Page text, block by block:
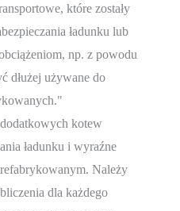
które zostały
ładunku lub
np. z powodu
dłużej używane do
kotew
ładunku i wyraźne
Należy
dla każdego